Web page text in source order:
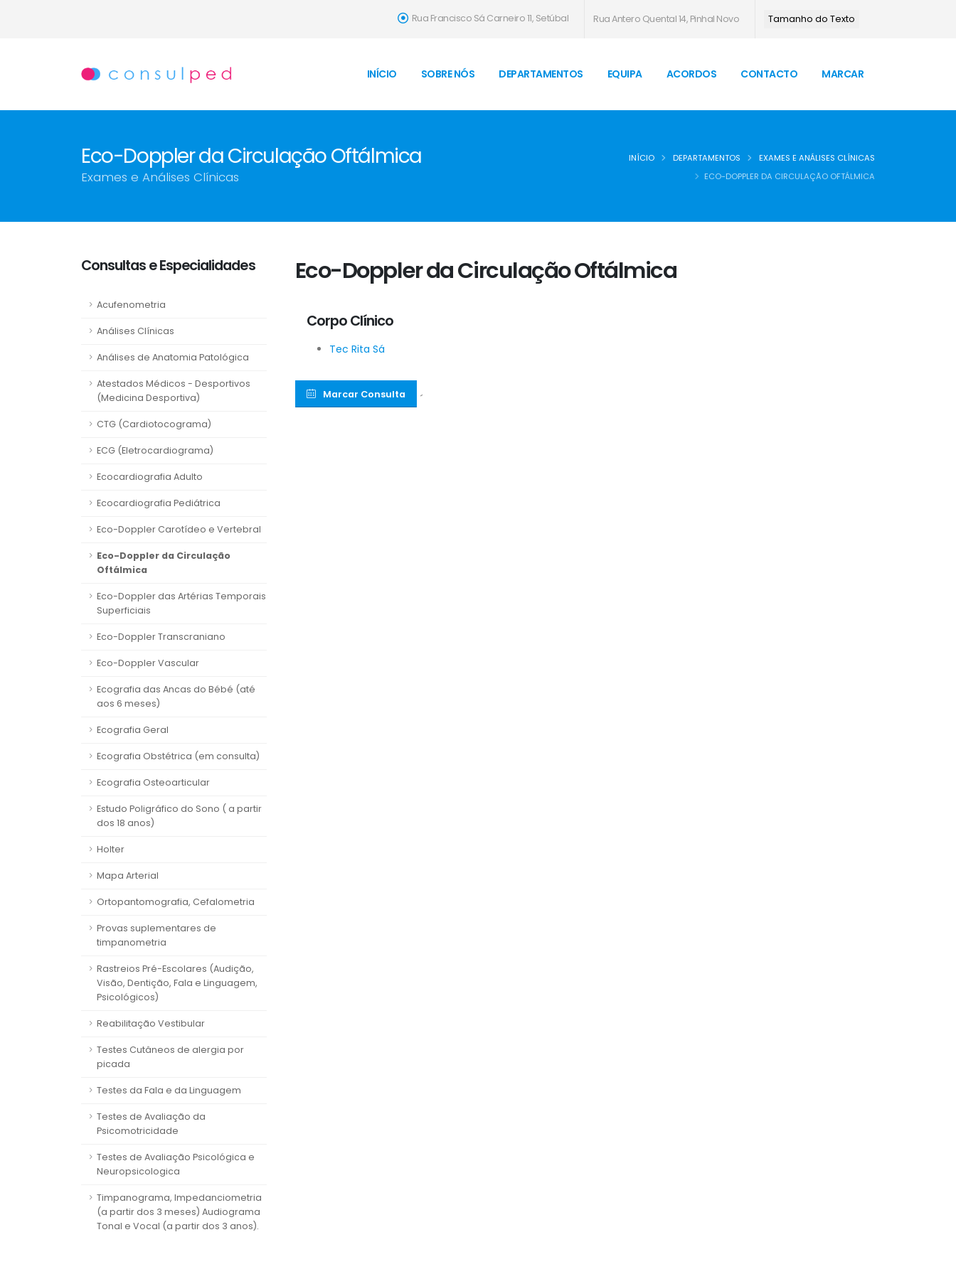
Rua Francisco Sá Carneiro 11, Setúbal Rua Antero Quental 14, Pinhal Novo Tamanho do Texto
INÍCIO SOBRE NÓS DEPARTAMENTOS EQUIPA ACORDOS CONTACTO MARCAR
Eco-Doppler da Circulação Oftálmica
Exames e Análises Clínicas
INÍCIO DEPARTAMENTOS
EXAMES E ANÁLISES CLÍNICAS
ECO-DOPPLER DA CIRCULAÇÃO OFTÁLMICA
Consultas e Especialidades
Acufenometria
Análises Clínicas
Análises de Anatomia Patológica
Atestados Médicos - Desportivos
(Medicina Desportiva)
CTG (Cardiotocograma)
ECG (Eletrocardiograma)
Ecocardiografia Adulto
Ecocardiografia Pediátrica
Eco-Doppler Carotídeo e Vertebral
Eco-Doppler da Circulação
Oftálmica
Eco-Doppler das Artérias Temporais
Superficiais
Eco-Doppler Transcraniano
Eco-Doppler Vascular
Ecografia das Ancas do Bébé (até
aos 6 meses)
Ecografia Geral
Ecografia Obstétrica (em consulta)
Ecografia Osteoarticular
Estudo Poligráfico do Sono ( a partir
dos 18 anos)
Holter
Mapa Arterial
Ortopantomografia, Cefalometria
Provas suplementares de
timpanometria
Rastreios Pré-Escolares (Audição,
Visão, Dentição, Fala e Linguagem,
Psicológicos)
Reabilitação Vestibular
Testes Cutâneos de alergia por
picada
Testes da Fala e da Linguagem
Testes de Avaliação da
Psicomotricidade
Testes de Avaliação Psicológica e
Neuropsicologica
Timpanograma, Impedanciometria
(a partir dos 3 meses) Audiograma
Tonal e Vocal (a partir dos 3 anos).
Eco-Doppler da Circulação Oftálmica
Corpo Clínico
Tec Rita Sá
Marcar Consulta ´